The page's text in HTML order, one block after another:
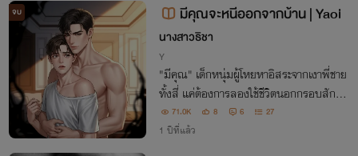
จบ มีคุณจะหนีออกจากบ้าน | Yaoi
นางสาวธิชา
Y
"มีคุณ" เด็กหนุ่มผู้โหยหาอิสระจากเงาพี่ชาย
ทั้งสี่ แค่ต้องการลองใช้ชีวิตนอกกรอบสักคืน
แต่การตัดสินใจไปกับชายแปลกหน้า กลับก
ลายเป็นจุดเริ่มต้นของเรื่องราวที่เขาไม่อาจย้
71.0K 8 6 27
1 ปีที่แล้ว